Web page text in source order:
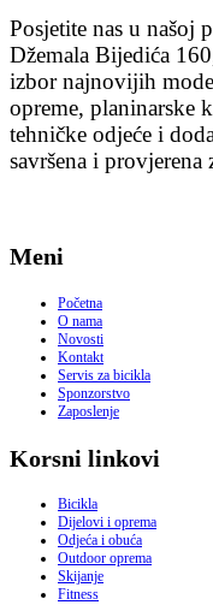
Posjetite nas u našoj
Džemala Bijedića
izbor najnovijih
opreme, planinarske
tehničke odjeće i
savršena i provjerena
Meni
Početna
O nama
Novosti
Kontakt
Servis za bicikla
Sponzorstvo
Zaposlenje
Korsni linkovi
Bicikla
Dijelovi i oprema
Odjeća i obuća
Outdoor oprema
Skijanje
Fitness